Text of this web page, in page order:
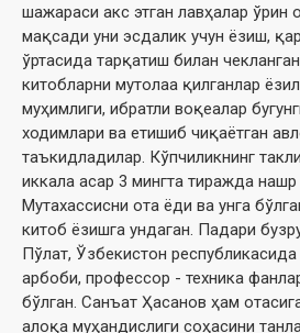
шажараси акс этган лавҳалар ўрин
мақсади уни эсдалик учун ёзиш,
ўртасида тарқатиш билан
китобларни мутолаа қилганлар
муҳимлиги, ибратли воқеалар
ходимлари ва етишиб чиқаётган
таъкидладилар. Кўпчиликнинг
иккала асар 3 мингта тиражда нашр
Мутахассисни ота ёди ва унга
китоб ёзишга ундаган. Падари
Пўлат, Ўзбекистон
арбоби, профессор - техника
бўлган. Санъат Ҳасанов ҳам
алоқа муҳандислиги соҳасини